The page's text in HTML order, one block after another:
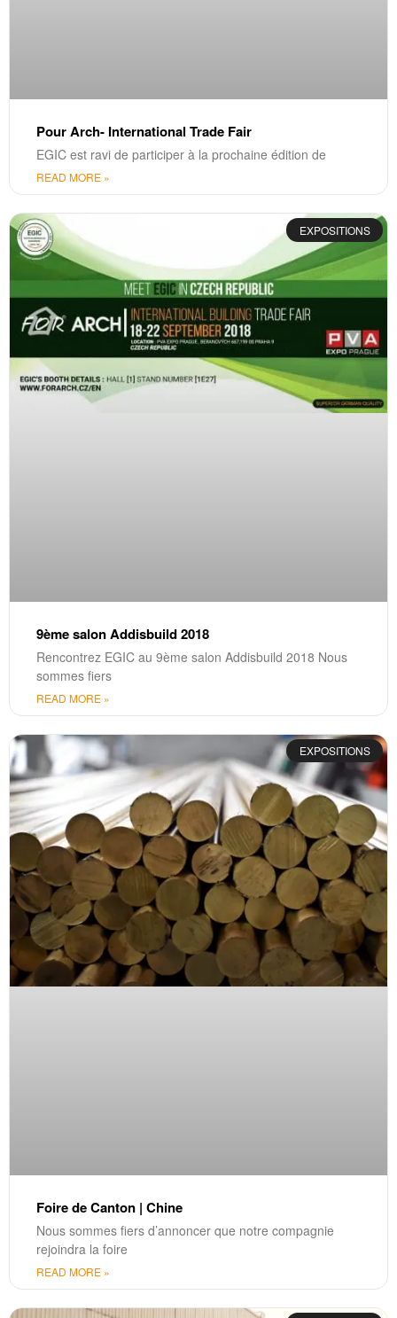
Pour Arch- International Trade Fair
EGIC est ravi de participer à la prochaine édition de
READ MORE »
EXPOSITIONS
9ème salon Addisbuild 2018
Rencontrez EGIC au 9ème salon Addisbuild 2018 Nous
sommes fiers
READ MORE »
EXPOSITIONS
Foire de Canton | Chine
Nous sommes fiers d’annoncer que notre compagnie
rejoindra la foire
READ MORE »